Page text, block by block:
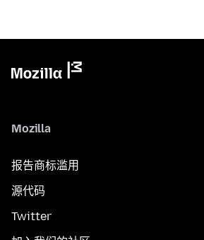
Mozilla
报告商标滥用
源代码
Twitter